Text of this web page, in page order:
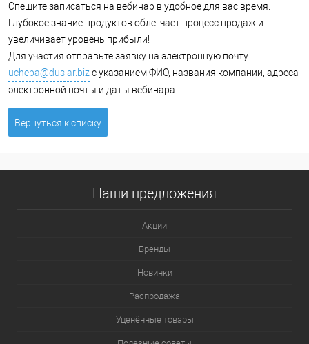
Спешите записаться на вебинар в удобное для вас время.
Глубокое знание продуктов облегчает процесс продаж и
увеличивает уровень прибыли!
Для участия отправьте заявку на электронную почту
ucheba@duslar.biz с указанием ФИО, названия компании, адреса
электронной почты и даты вебинара.
Вернуться к списку
Наши предложения
Акции
Бренды
Новинки
Распродажа
Уценённые товары